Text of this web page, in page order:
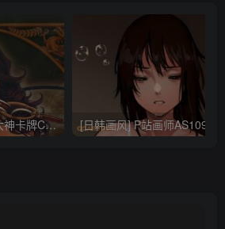
[日韩画风] 织田non大神卡牌CG插画设计画集256P 161M_CG原画资源